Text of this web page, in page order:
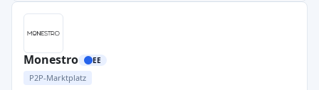
Monestro EE
P2P-Marktplatz